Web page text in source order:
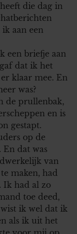
die dag in
aan een
een briefje aan
dat ik het
klaar mee. En
was?
de prullenbak,
en is
gestapt.
op de
dat was
van
maken, had
Ik had al zo
toe deed,
ik wel dat ik
als ik uit het